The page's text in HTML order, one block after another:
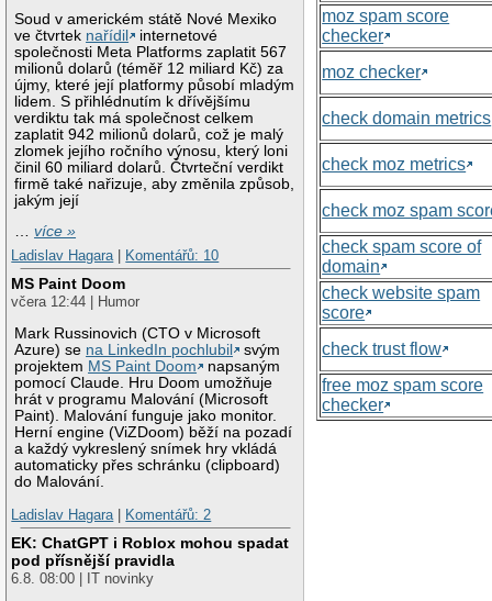
Soud v americkém státě Nové Mexiko
ve čtvrtek nařídil
internetové
společnosti Meta Platforms zaplatit 567
milionů dolarů (téměř 12 miliard Kč) za
újmy, které její platformy působí mladým
lidem. S přihlédnutím k dřívějšímu
verdiktu tak má společnost celkem
zaplatit 942 milionů dolarů, což je malý
zlomek jejího ročního výnosu, který loni
činil 60 miliard dolarů. Čtvrteční verdikt
firmě také nařizuje, aby změnila způsob,
jakým její
…více »
Ladislav Hagara
Komentářů: 10
MS Paint Doom
včera 12:44 | Humor
Mark Russinovich (CTO v Microsoft
Azure) se na LinkedIn pochlubil
svým
projektem MS Paint Doom
napsaným
pomocí Claude. Hru Doom umožňuje
hrát v programu Malování (Microsoft
Paint). Malování funguje jako monitor.
Herní engine (ViZDoom) běží na pozadí
a každý vykreslený snímek hry vkládá
automaticky přes schránku (clipboard)
do Malování.
Ladislav Hagara
Komentářů: 2
EK: ChatGPT i Roblox mohou spadat
pod přísnější pravidla
6.8. 08:00 | IT novinky
moz spam score
checker
moz checker
check domain metrics
check moz metrics
check moz spam
check spam score of
domain
check website spam
score
check trust flow
free moz spam score
checker